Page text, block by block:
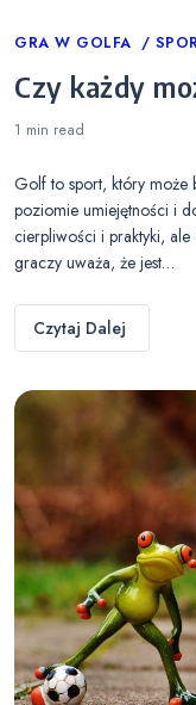
Categories
GRA W GOLFA
Czy każdy
1 min read
Golf to sport, który może
poziomie umiejętności i
cierpliwości i praktyki,
graczy uważa, że jest…
Czytaj Dalej